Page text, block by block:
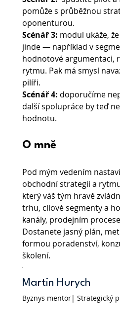
pomůže s průběžnou
oponenturou.
Scénář 3: modul ukáže,
jinde — například v
hodnotové argumentaci,
rytmu. Pak má smysl
pilíři.
Scénář 4: doporučíme
další spolupráce by teď
hodnotu.
O mně
Pod mým vedením
obchodní strategii a
který váš tým hravě
trhu, cílové segmenty a
kanály, prodejním
Dostanete jasný plán,
formou poradenství,
školení.
Martin Hurych
Byznys mentor| Strategický